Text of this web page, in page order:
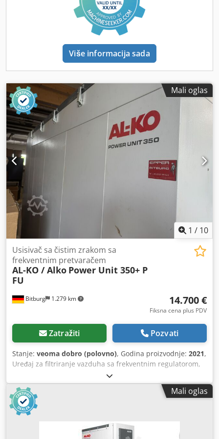
Automatska kontrola ne - Prekidač za električne priključke
2-stepeni, +5 m priključni kabl sa strujom uzemljenim
utikačem, 1-polni, osigurač 10A na licu mesta, -
Snabdevanje komprimovanim vazduhom: nijedan - Maks.
nivo zvučnog pritiska 72 dB(A) + merenje neizvesnost 4 dB
DIN EN ISO 11201 Merenje slobodnog polja - Šasija 4
Hsfx Ahmef - Težina uređaja cca. 248 kg . 195 752 02
&nbsp,
Više informacija sada
Mali oglas
1 / 10
Bitburg 1.279 km
Usisivač sa čistim zrakom sa
frekventnim pretvaračem
AL-KO / Alko Power Unit 350+ P
FU
14.700 €
Fiksna cena plus PDV
Zatražiti Pozvati
Stanje: veoma dobro (polovno), Godina proizvodnje: 2021,
Uređaj za filtriranje vazduha sa frekventnim regulatorom,
korišćen Godina proizvodnje: 2021 Maksimalni protok
vazduha do 10.000 m³/h na ventilatoru Približno 73 m²
površine filtera Predfilter kao standardna oprema 71 dB (A)
pri punom opterećenju (prema DIN EN ISO 11201)
Sertifikovano prema GS-HO-07 H3, garantovano
ispunjavanje maksimalne dozvoljene koncentracije prašine
od 0,1 mg/m³ (drvna prašina) Modeli sa ćelijskom
Mali oglas